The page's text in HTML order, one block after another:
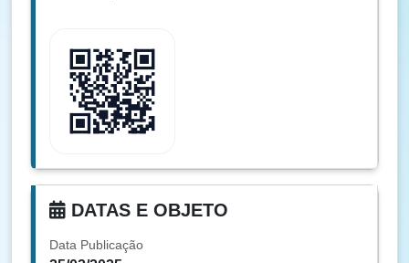
DATAS E OBJETO
Data Publicação